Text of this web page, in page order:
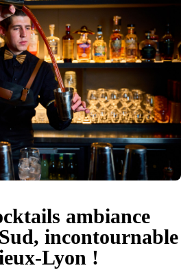
ambiance
incontournable
Lyon !